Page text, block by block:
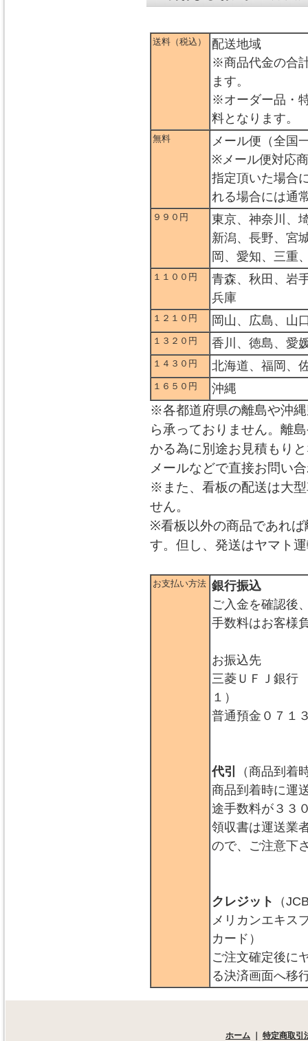
送料（税込）
配送地域
※商品代金の合
ます。
※オーダー品・
料となります。
無料
メール便（全国
※メール便対応
指定頂いた場合
れる場合には通
９９０円
東京、神奈川、
新潟、長野、宮
岡、愛知、三重
１１００円
青森、秋田、岩
兵庫
１２１０円 岡山、広島、山
１３２０円 香川、徳島、愛
１４３０円 北海道、福岡、
１６５０円 沖縄
※各都道府県の離島や沖
ら承っておりません。離
かる為に別途お見積もり
メールなどで直接お問い
※また、看板の配送は大
せん。
※看板以外の商品であれ
す。但し、発送はヤマト
お支払い方法 銀行振込
ご入金を確認後
手数料はお客様
お振込先
三菱ＵＦＪ銀行
１）
普通預金０７１
代引
（商品到着
商品到着時に運
途手数料が３３
領収書は運送業
ので、ご注意下
クレジット
（
メリカンエキス
カード）
ご注文確定後に
る決済画面へ移
ホーム ｜ 特定商取引